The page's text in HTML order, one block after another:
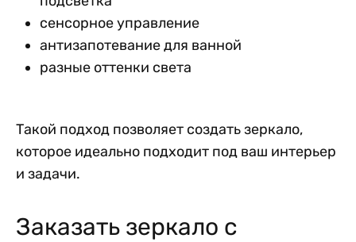
сенсорное управление
антизапотевание для ванной
разные оттенки света
Такой подход позволяет создать зеркало,
которое идеально подходит под ваш интерьер
и задачи.
Заказать зеркало с